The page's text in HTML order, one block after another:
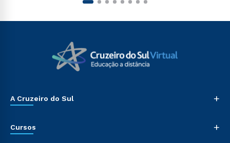
A Cruzeiro do Sul +
Cursos +